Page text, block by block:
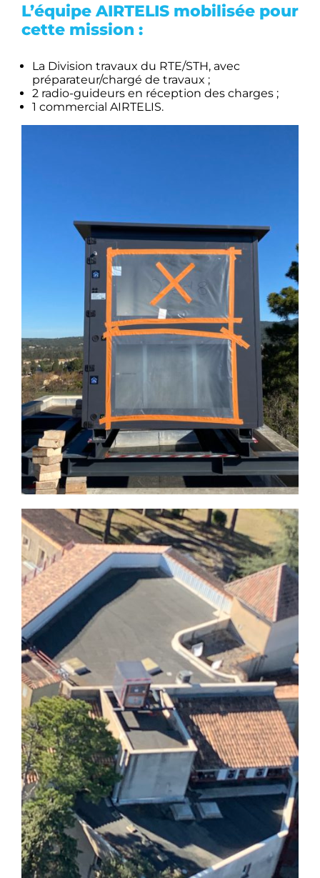
L’équipe AIRTELIS mobilisée pour
cette mission :
La Division travaux du RTE/STH, avec
préparateur/chargé de travaux ;
2 radio-guideurs en réception des charges ;
1 commercial AIRTELIS.